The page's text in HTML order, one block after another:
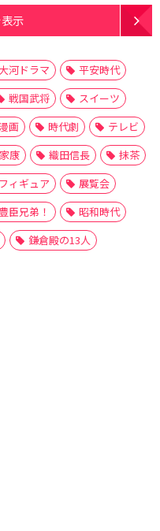
示
河ドラマ
平安時代
戦国武将
スイーツ
画 時代劇
テレビ
康 織田信長
抹茶
フィギュア
展覧会
豊臣兄弟！
昭和時代
鎌倉殿の13人